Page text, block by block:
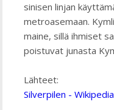
sinisen linjan
metroasemaan.
maine, sillä ihmiset
poistuvat junasta
Lähteet:
Silverpilen - Wikipedia